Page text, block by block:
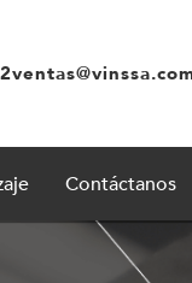
Contáctanos